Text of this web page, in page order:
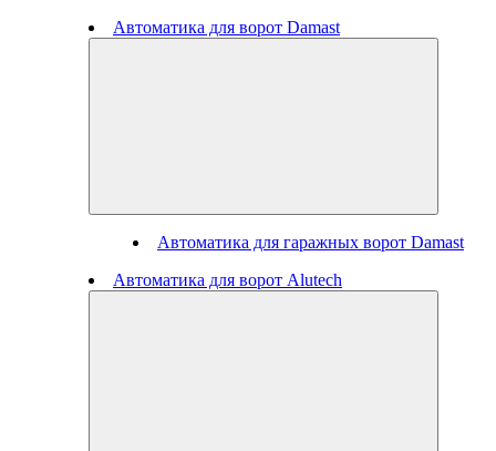
Автоматика для ворот Damast
Автоматика для гаражных ворот Damast
Автоматика для ворот Alutech